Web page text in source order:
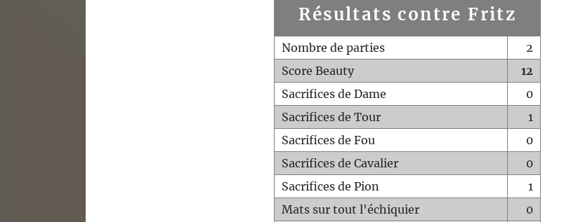
Résultats contre Fritz
Nombre de parties
2
Score Beauty
12
Sacrifices de Dame
0
Sacrifices de Tour
1
Sacrifices de Fou
0
Sacrifices de Cavalier
0
Sacrifices de Pion
1
Mats sur tout l'échiquier
0